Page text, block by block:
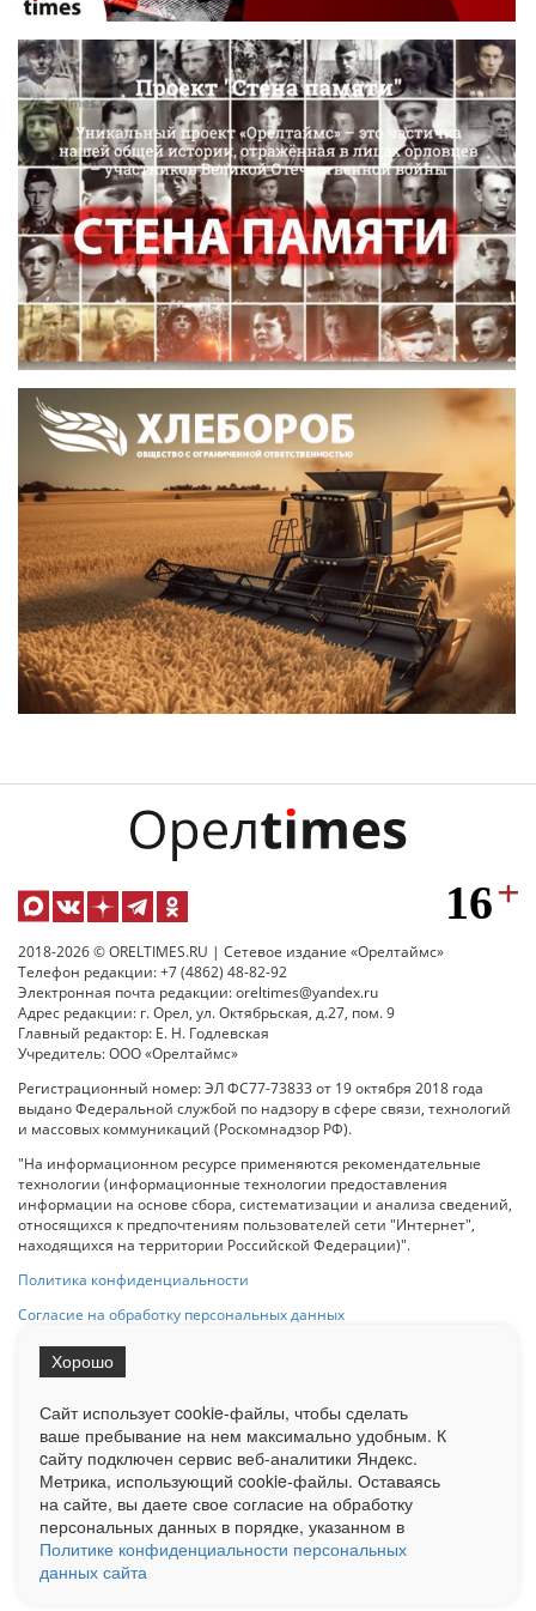
2018-2026 © ORELTIMES.RU | Сетевое издание «Орелтаймс»
Телефон редакции: +7 (4862) 48-82-92
Электронная почта редакции: oreltimes@yandex.ru
Адрес редакции: г. Орел, ул. Октябрьская, д.27, пом. 9
Главный редактор: Е. Н. Годлевская
Учредитель: ООО «Орелтаймс»
Регистрационный номер: ЭЛ ФС77-73833 от 19 октября 2018 года
выдано Федеральной службой по надзору в сфере связи, технологий
и массовых коммуникаций (Роскомнадзор РФ).
"На информационном ресурсе применяются рекомендательные
технологии (информационные технологии предоставления
информации на основе сбора, систематизации и анализа сведений,
относящихся к предпочтениям пользователей сети "Интернет",
находящихся на территории Российской Федерации)".
Политика конфиденциальности
Согласие на обработку персональных данных
При использовании любого материала с данного сайта гипер-ссылка
на Сетевое издание «ОрелТаймс» обязательна.
Ограниченная статистика посещаемости доступна на сайте
Liveinternet.ru . Подробная статистика для рекламодателей по запросу
у менеджера.
Реклама Документы О нас Контакты
Сайт использует cookie-файлы, чтобы сделать
ваше пребывание на нем максимально удобным. К
cайту подключен сервис веб-аналитики Яндекс.
Метрика, использующий cookie-файлы. Оставаясь
на сайте, вы даете свое согласие на обработку
персональных данных в порядке, указанном в
Политике конфиденциальности персональных
данных сайта
Хорошо